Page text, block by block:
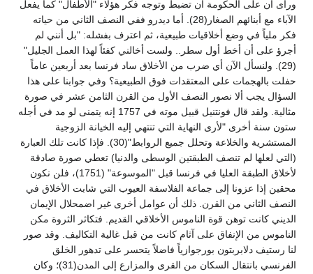
ورأى أن على الحكومة أن تضبط وتوجه فكر هؤلاء "الأطفال" كما يفعل
الآباء مع أبنائهم الصغار(28). أما ديدرو ففي النصف الثاني من حياته
فكر ملياً في وضع أخلاقيات طبيعية، ثم اعترف بفشله: "بل أنني لم
أجرؤ على أن أخط أول سطر.. ولست أخالني كفئاً لهذا العمل الجليل"
(29). ولنسأل الآن أي ضرب من الأخلاق ساد فرنسا بعد أربعين عاماً
حفلت بالهجمات على المعتقدات فوق الطبيعية؟ وفي جوابنا على هذا
السؤال يجب ألا نصور النصف الأول من القرن الثامن عشر في صورة
مثالية. ولقد قال فونتنيل قبيل موته في 1757 إنه يتمنى لو مد في أجله
ستون سنة أخرى "لأرى النهاية التي تنتهي إليه الخيانة الزوجية
المستشرية والخلاعة وتحلل جميع الروابط"(30). فإذا كانت تلك العبارة
(التي لعلها لم تنصف الطبقتين الوسطى والدنيا) تعطي صورة صادقة
لأخلاق الطبقة العليا في فرنسا قبل "الموسوعة" (1751)، فلن نكون
محقين إذا عزونا إلى جماعة الفلاسفة العيوب التي شابت الأخلاق في
النصف الثاني من القرن. ذلك أن عوامل أخرى غير اضمحلال الإيمان
الديني كانت توهن قوة الناموس الأخلاقي القديم. فتكاثر الثروة مكن
الناموس من الإنفاق على آثام كانت من قبل غالية التكاليف. وقد صور
لنا رستيف دلابربتون بورجوازياً فاضلاً يتحسر على تدهور الخلق
الفرنسي بانتقال السكان من القرى والمزارع إلى المدن(31)؛ وكان